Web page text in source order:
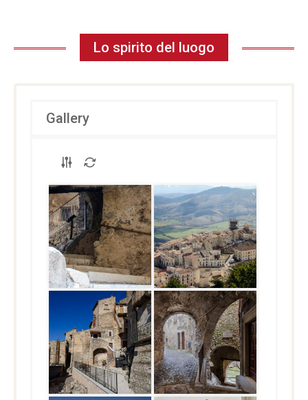
Lo spirito del luogo
Gallery